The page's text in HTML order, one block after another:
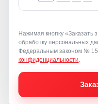
Нажимая кнопку «Заказать
обработку персональных
Федеральным законом №
конфиденциальности.